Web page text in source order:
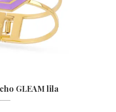
GLEAM lila